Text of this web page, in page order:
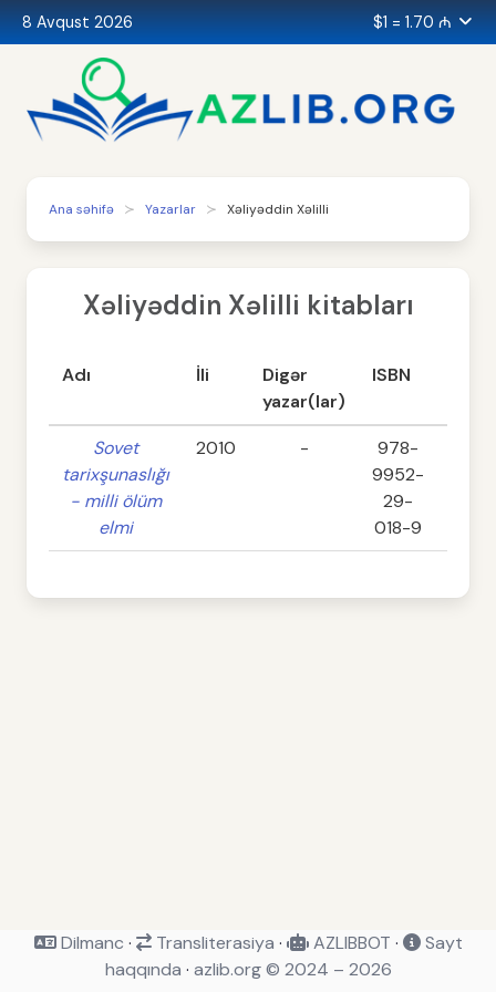
8 Avqust 2026 $1 = 1.70 ₼
Ana səhifə Yazarlar Xəliyəddin Xəlilli
Xəliyəddin Xəlilli kitabları
Adı İli
Digər
yazar(lar)
ISBN
Sovet
tarixşunaslığı
- milli ölüm
elmi
2010 -
978-
9952-
29-
018-9
Dilmanc · Transliterasiya · AZLIBBOT ·
Sayt
haqqında · azlib.org © 2024 – 2026